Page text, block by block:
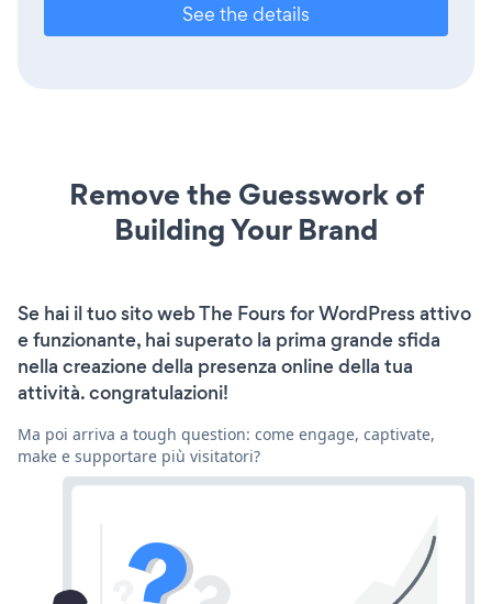
See the details
Remove the Guesswork of
Building Your Brand
Se hai il tuo sito web The Fours for WordPress attivo
e funzionante, hai superato la prima grande sfida
nella creazione della presenza online della tua
attività. congratulazioni!
Ma poi arriva a tough question: come engage, captivate,
make e supportare più visitatori?